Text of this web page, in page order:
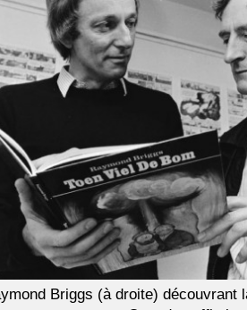
Briggs (à droite) découvrant